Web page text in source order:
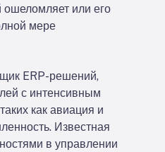
или его
мере
ERP-решений,
с интенсивным
как авиация и
Известная
в управлении